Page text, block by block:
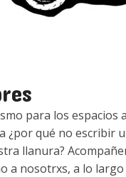
para los espacios
¿por qué no escribir
llanura?
a nosotrxs, a lo